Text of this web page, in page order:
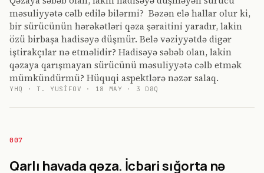
məsuliyyətə cəlb edilə bilərmi? Bəzən elə hallar olur ki,
bir sürücünün hərəkətləri qəza şəraitini yaradır, lakin
özü birbaşa hadisəyə düşmür. Belə vəziyyətdə digər
iştirakçılar nə etməlidir? Hadisəyə səbəb olan, lakin
qəzaya qarışmayan sürücünü məsuliyyətə cəlb etmək
mümkündürmü? Hüquqi aspektlərə nəzər salaq.
YHQ · T. YUSIFOV · 18 MAY · 3 DƏQ
007
Qarlı havada qəza. İcbari sığorta nə